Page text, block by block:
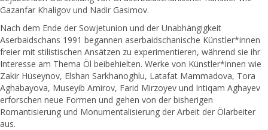
Gazanfar Khaligov und Nadir Gasimov.
Nach dem Ende der Sowjetunion und der Unabhängigkeit
Aserbaidschans 1991 begannen aserbaidschanische Künstler*innen
freier mit stilistischen Ansätzen zu experimentieren, während sie ihr
Interesse am Thema Öl beibehielten. Werke von Künstler*innen wie
Zakir Hüseynov, Elshan Sarkhanoghlu, Latafat Mammadova, Tora
Aghabayova, Museyib Amirov, Farid Mirzoyev und Intiqam Aghayev
erforschen neue Formen und gehen von der bisherigen
Romantisierung und Monumentalisierung der Arbeit der Ölarbeiter
aus.